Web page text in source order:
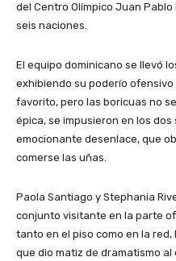
del Centro Olímpico Juan
seis naciones.
El equipo dominicano se llevó
exhibiendo su poderío
favorito, pero las boricuas no
épica, se impusieron en los
emocionante desenlace, que
comerse las uñas.
Paola Santiago y Stephania
conjunto visitante en la parte
tanto en el piso como en la
que dio matiz de dramatismo